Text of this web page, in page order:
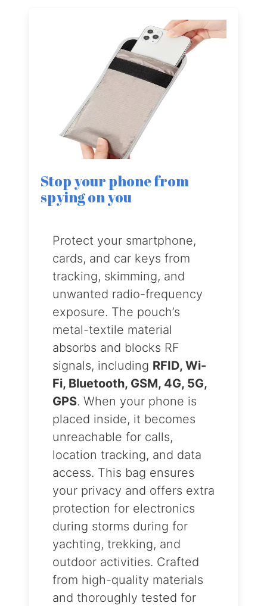
Stop your phone from
spying on you
Protect your smartphone,
cards, and car keys from
tracking, skimming, and
unwanted radio-frequency
exposure. The pouch’s
metal-textile material
absorbs and blocks RF
signals, including RFID, Wi-
Fi, Bluetooth, GSM, 4G, 5G,
GPS. When your phone is
placed inside, it becomes
unreachable for calls,
location tracking, and data
access. This bag ensures
your privacy and offers extra
protection for electronics
during storms during for
yachting, trekking, and
outdoor activities. Crafted
from high-quality materials
and thoroughly tested for